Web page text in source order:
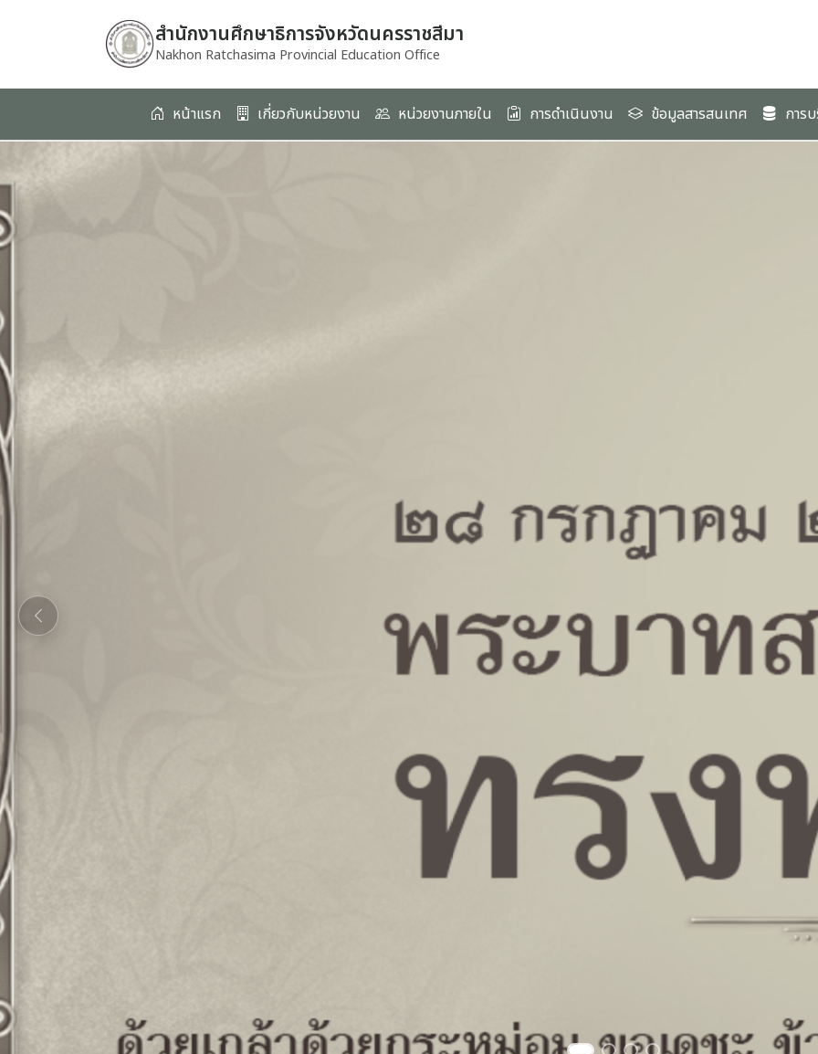
fetchpriority="high"
referrerpolicy="no-
referrer">
สำนักงานศึกษาธิการจังหวัดนครราชสีมา
Nakhon Ratchasima Provincial Education Office
หน้าแรก เกี่ยวกับหน่วยงาน หน่วยงานภายใน การดำเนินงาน ข้อมูลสารสนเทศ การ
Previous